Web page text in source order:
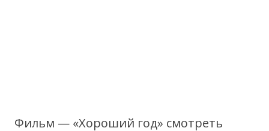
Фильм — «Хороший год» смотреть